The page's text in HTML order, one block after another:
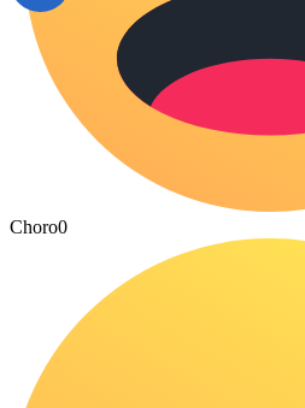
Choro0